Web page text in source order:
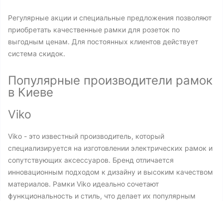
Регулярные акции и специальные предложения позволяют
приобретать качественные рамки для розеток по
выгодным ценам. Для постоянных клиентов действует
система скидок.
Популярные производители рамок
в Киеве
Viko
Viko - это известный производитель, который
специализируется на изготовлении электрических рамок и
сопутствующих аксессуаров. Бренд отличается
инновационным подходом к дизайну и высоким качеством
материалов. Рамки Viko идеально сочетают
функциональность и стиль, что делает их популярным